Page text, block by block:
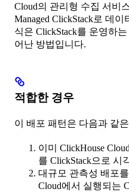
Cloud의 관리형 수집 서비
Managed ClickStack로 데
식은 ClickStack를 운영하
어난 방법입니다.
적합한 경우
이 배포 패턴은 다음과 같
이미 ClickHouse
를 ClickStack으로 시
대규모 관측성 배포
Cloud에서 실행되는